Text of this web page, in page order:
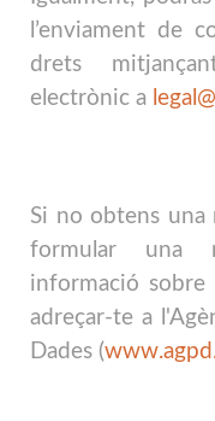
l’enviament de
drets
electrònic a
Si no obtens una
formular una
informació sobre
adreçar-te a
Dades (